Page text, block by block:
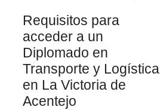
Requisitos para
acceder a un
Diplomado en
Transporte y Logística
en La Victoria de
Acentejo